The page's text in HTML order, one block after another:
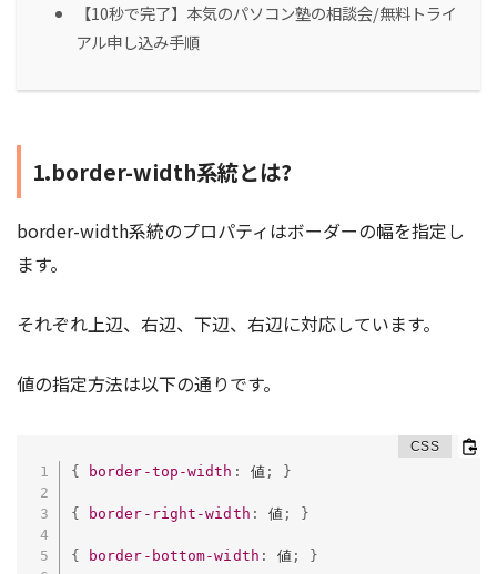
【10秒で完了】本気のパソコン塾の相談会/無料トライ
アル申し込み手順
1.border-width系統とは?
border-width系統のプロパティはボーダーの幅を指定し
ます。
それぞれ上辺、右辺、下辺、右辺に対応しています。
値の指定方法は以下の通りです。
{ border-top-width : 値; }
{ border-right-width : 値 ; }
{ border-bottom-width : 値 ; }